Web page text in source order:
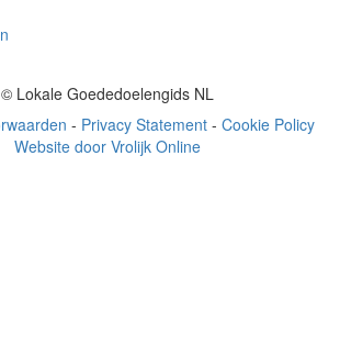
© Lokale Goededoelengids NL
- Privacy Statement- Cookie Policy
Website door Vrolijk Online